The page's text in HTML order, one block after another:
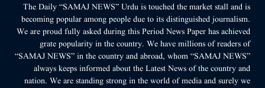
The Daily “SAMAJ NEWS” Urdu is touched the market stall and is
becoming popular among people due to its distinguished journalism.
We are proud fully asked during this Period News Paper has achieved
grate popularity in the country. We have millions of readers of
“SAMAJ NEWS” in the country and abroad, whom “SAMAJ NEWS”
always keeps informed about the Latest News of the country and
nation. We are standing strong in the world of media and surely we